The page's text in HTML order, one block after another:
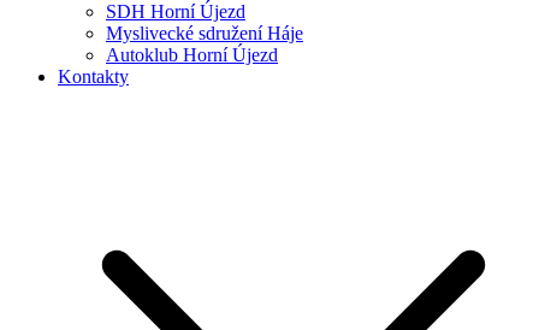
SDH Horní Újezd
Myslivecké sdružení Háje
Autoklub Horní Újezd
Kontakty